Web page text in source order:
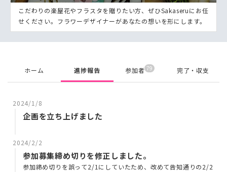
こだわりの楽屋花やフラスタを贈りたい方、ぜひSakaseruにお任
せください。フラワーデザイナーがあなたの想いを形にします。
ホーム 進捗報告 参加者 79 完了・収支
2024/1/8
企画を立ち上げました
2024/2/2
参加募集締め切りを修正しました。
参加締め切りを誤って2/1にしていたため、改めて告知通りの2/2